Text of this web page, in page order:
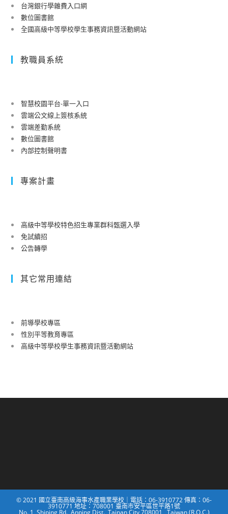
台灣銀行學雜費入口網
數位圖書館
全國高級中等學校學生事務資訊暨活動網站
教職員系統
智慧校園平台-單一入口
雲端公文線上簽核系統
雲端差勤系統
數位圖書館
內部控制聲明書
專案計畫
高級中等學校特色招生專業群科甄選入學
免試續招
公告轉學
其它常用連結
前導學校專區
性別平等教育專區
高級中等學校學生事務資訊暨活動網站
© 2021 國立臺南高級海事水產職業學校｜電話：06-3910772 傳真：06-
3910771 地址：708001 臺南市安平區世平路1號
No. 1, Shiping Rd., Anping Dist., Tainan City 708001 , Taiwan (R.O.C.)